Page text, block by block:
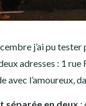
j’ai pu
adresses : 1
avec l’amoureux,